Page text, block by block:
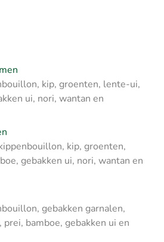
kip, groenten, lente-ui,
ui, nori, wantan en
kip, groenten,
gebakken ui, nori, wantan en
gebakken garnalen,
bamboe, gebakken ui en